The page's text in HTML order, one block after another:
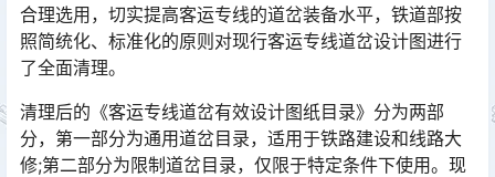
合理选用，切实提高客运专线的道岔装备水平，铁道部按
照简统化、标准化的原则对现行客运专线道岔设计图进行
了全面清理。󠅅󠅃󠄵󠅂󠄪󠇖󠆨󠆨󠇕󠆞󠆒󠅬󠇘󠆭󠆘󠇙󠆝󠅵󠇗󠆭󠆁󠄐󠇗󠅹󠅸󠇖󠆍󠅳󠇖󠅹󠅰󠇖󠆌󠅹
清理后的《客运专线道岔有效设计图纸目录》分为两部
分，第一部分为通用道岔目录，适用于铁路建设和线路大
修;第二部分为限制道岔目录，仅限于特定条件下使用。现